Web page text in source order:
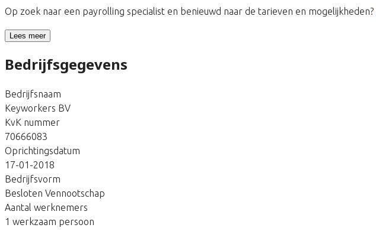
Op zoek naar een payrolling specialist en benieuwd naar de tarieven en mogelijkheden?
Lees meer
Bedrijfsgegevens
Bedrijfsnaam
Keyworkers BV
KvK nummer
70666083
Oprichtingsdatum
17-01-2018
Bedrijfsvorm
Besloten Vennootschap
Aantal werknemers
1 werkzaam persoon